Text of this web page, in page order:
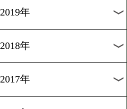
過去のニュース
2025年